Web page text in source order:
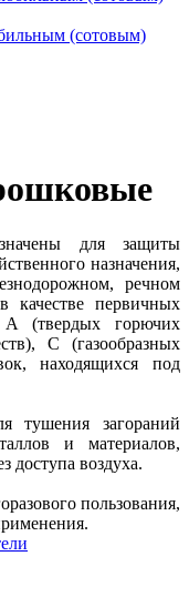
(сотовым)
для защиты
назначения,
речном
качестве первичных
А (твердых горючих
С (газообразных
находящихся под
тушения загораний
и материалов,
доступа воздуха.
пользования,